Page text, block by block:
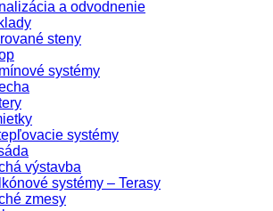
a odvodnenie
steny
systémy
systémy
výstavba
systémy – Terasy
zmesy